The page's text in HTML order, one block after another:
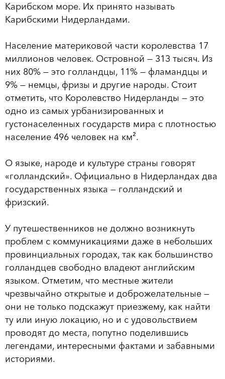
Карибском море. Их принято называть
Карибскими Нидерландами.
Население материковой части королевства 17
миллионов человек. Островной — 313 тысяч. Из
них 80% — это голландцы, 11% — фламандцы и
9% — немцы, фризы и другие народы. Стоит
отметить, что Королевство Нидерланды — это
одно из самых урбанизированных и
густонаселенных государств мира с плотностью
население 496 человек на км².
О языке, народе и культуре страны говорят
«голландский». Официально в Нидерландах два
государственных языка — голландский и
фризский.
У путешественников не должно возникнуть
проблем с коммуникациями даже в небольших
провинциальных городах, так как большинство
голландцев свободно владеют английским
языком. Отметим, что местные жители
чрезвычайно открытые и доброжелательные —
они не только подскажут приезжему, как найти
ту или иную локацию, но и с удовольствием
проводят до места, попутно поделившись
легендами, интересными фактами и забавными
историями.